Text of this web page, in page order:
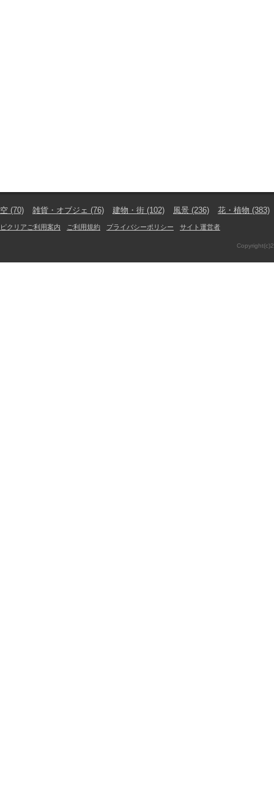
空 (70) 雑貨・オブジェ (76) 建物・街 (102) 風景 (236) 花・植物 (383)
ピクリアご利用案内 ご利用規約 プライバシーポリシー サイト運営者